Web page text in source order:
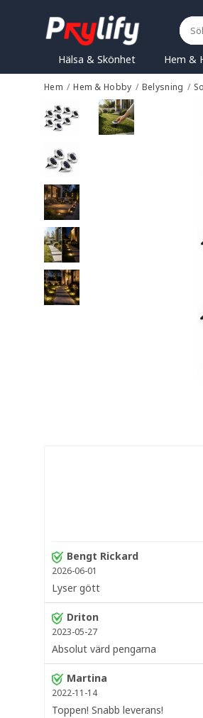
Hälsa & Skönhet Hem &
Hem / Hem & Hobby / Belysning /
Bengt Rickard
2026-06-01
Lyser gött
Driton
2023-05-27
Absolut värd pengarna
Martina
2022-11-14
Toppen! Snabb leverans!